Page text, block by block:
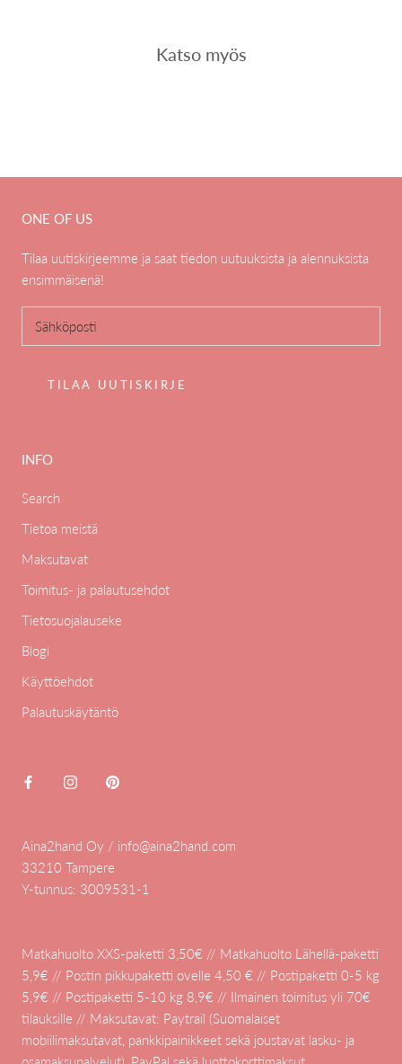
Katso myös
ONE OF US
Tilaa uutiskirjeemme ja saat tiedon uutuuksista ja alennuksista
ensimmäisenä!
TILAA UUTISKIRJE
INFO
Search
Tietoa meistä
Maksutavat
Toimitus- ja palautusehdot
Tietosuojalauseke
Blogi
Käyttöehdot
Palautuskäytäntö
Aina2hand Oy / info@aina2hand.com
33210 Tampere
Y-tunnus: 3009531-1
Matkahuolto XXS-paketti 3,50€ // Matkahuolto Lähellä-paketti
5,9€ // Postin pikkupaketti ovelle 4,50 € // Postipaketti 0-5 kg
5,9€ // Postipaketti 5-10 kg 8,9€ // Ilmainen toimitus yli 70€
tilauksille // Maksutavat: Paytrail (Suomalaiset
mobiilimaksutavat, pankkipainikkeet sekä joustavat lasku- ja